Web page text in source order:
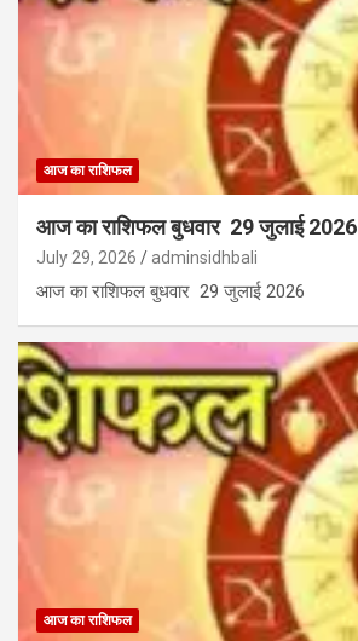
आज का राशिफल
आज का राशिफल बुधवार 29 जुलाई 2026
July 29, 2026 adminsidhbali
आज का राशिफल बुधवार 29 जुलाई 2026
आज का राशिफल